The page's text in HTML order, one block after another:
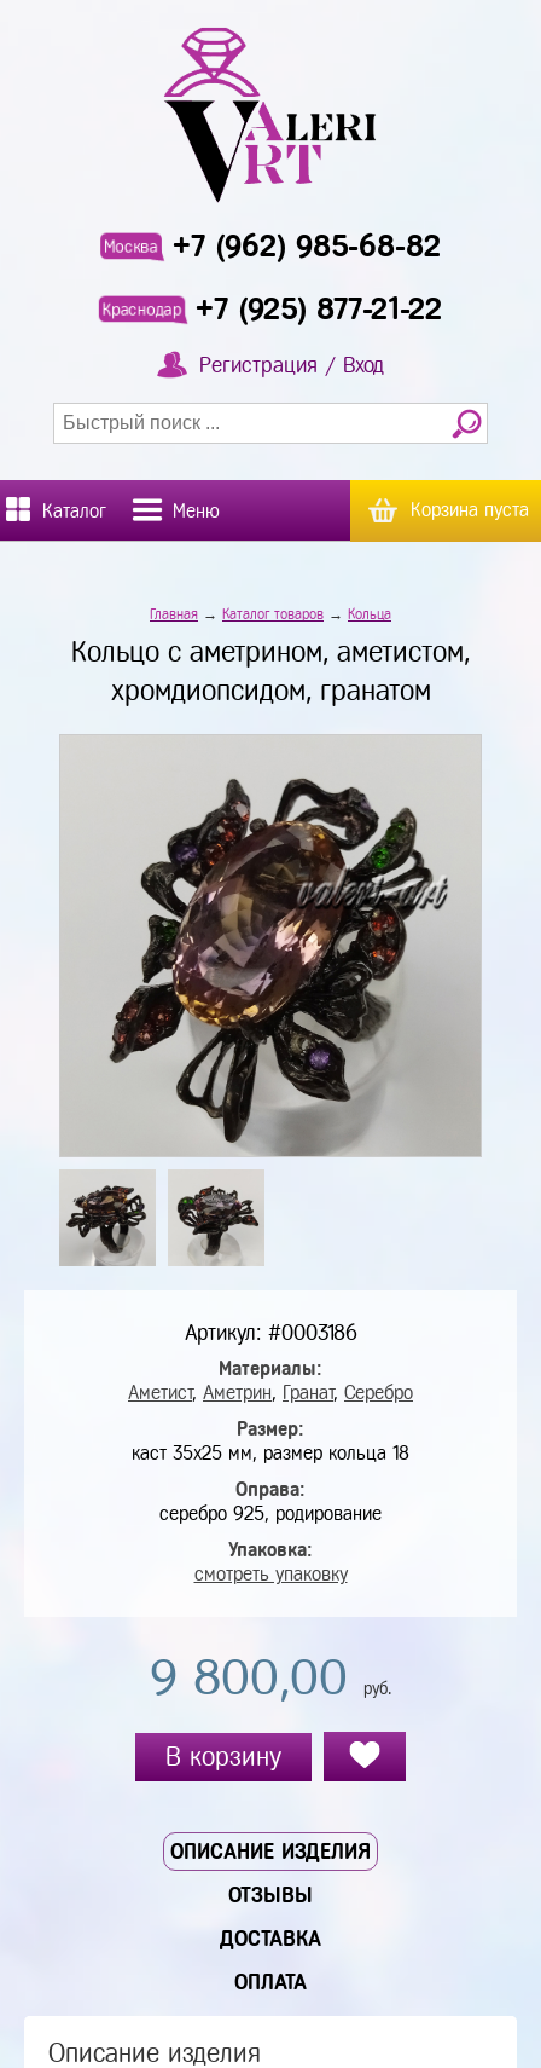
Москва +7 (962) 985-68-82
Краснодар +7 (925) 877-21-22
Регистрация / Вход
Каталог Меню Корзина пуста
Главная → Каталог товаров → Кольца
Кольцо с аметрином, аметистом,
хромдиопсидом, гранатом
Артикул: #0003186
Материалы:
Аметист, Аметрин, Гранат, Серебро
Размер:
каст 35х25 мм, размер кольца 18
Оправа:
серебро 925, родирование
Упаковка:
смотреть упаковку
9 800,00 руб.
В корзину
ОПИСАНИЕ ИЗДЕЛИЯ
ОТЗЫВЫ
ДОСТАВКА
ОПЛАТА
Описание изделия